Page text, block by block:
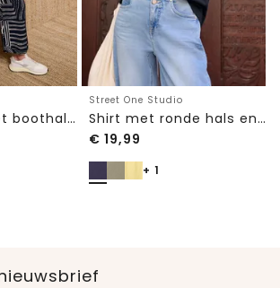
Basic Shirt met boothals en elastische zoom
Street One Studio
Shirt met ronde hals en geborduurd detail
€ 19,99
+ 1